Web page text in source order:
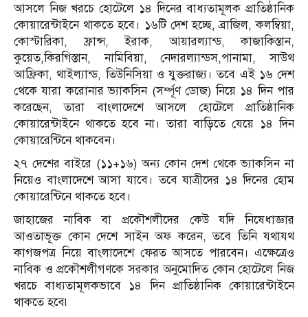
আসলে নিজ খরচে হোটেলে ১৪ দিনের বাধ্যতামূলক প্রাতিষ্ঠানিক
কোয়ারেন্টাইনে থাকতে হবে। ১৬টি দেশ হচ্ছে, ব্রাজিল, কলম্বিয়া,
কোস্টারিকা, ফ্রান্স, ইরাক, আয়ারল্যান্ড, কাজাকিস্তান,
কুয়েত,কিরগিস্তান, নামিবিয়া, নেদারল্যান্ডস,পানামা, সাউথ
আফ্রিকা, থাইল্যান্ড, তিউনিসিয়া ও যুক্তরাজ্য। তবে এই ১৬ দেশ
থেকে যারা করোনার ভ্যাকসিন (সর্ম্পূণ ডোজ) নিয়ে ১৪ দিন পার
করেছেন, তারা বাংলাদেশে আসলে হোটেলে প্রাতিষ্ঠানিক
কোয়ারেন্টাইনে থাকতে হবে না। তারা বাড়িতে যেয়ে ১৪ দিন
কোয়ারেন্টিনে থাকবেন।
২৭ দেশের বাইরে (১১+১৬) অন্য কোন দেশ থেকে ভ্যাকসিন না
নিয়েও বাংলাদেশে আসা যাবে। তবে যাত্রীদের ১৪ দিনের হোম
কোয়ারেন্টিনে থাকতে হবে।
জাহাজের নাবিক বা প্রকৌশলীদের কেউ যদি নিষেধাজ্ঞার
আওতাভূক্ত কোন দেশে সাইন অফ করেন, তবে তিনি যথাযথ
কাগজপত্র নিয়ে বাংলাদেশে ফেরত আসতে পারবেন। এক্ষেত্রেও
নাবিক ও প্রকৌশলীগণকে সরকার অনুমোদিত কোন হোটেলে নিজ
খরচে বাধ্যতামূলকভাবে ১৪ দিন প্রাতিষ্ঠানিক কোয়ারেন্টাইনে
থাকতে হবে৷